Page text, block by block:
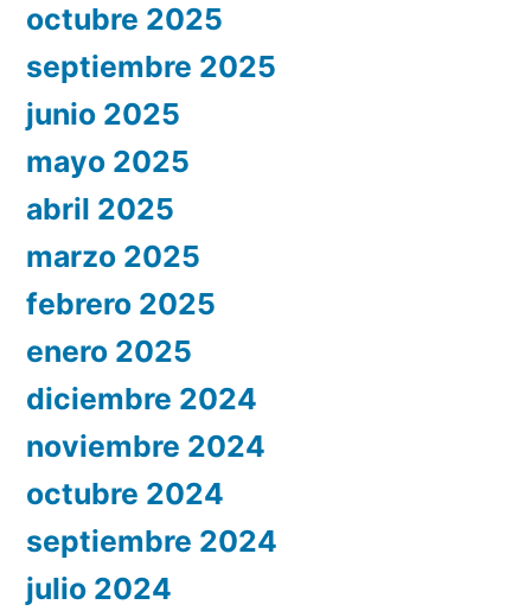
octubre 2025
septiembre 2025
junio 2025
mayo 2025
abril 2025
marzo 2025
febrero 2025
enero 2025
diciembre 2024
noviembre 2024
octubre 2024
septiembre 2024
julio 2024